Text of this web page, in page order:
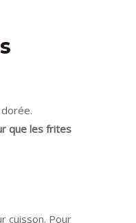
que les frites
cuisson. Pour